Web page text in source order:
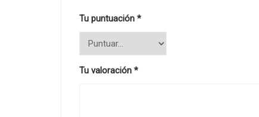
Tu puntuación *
Tu valoración *